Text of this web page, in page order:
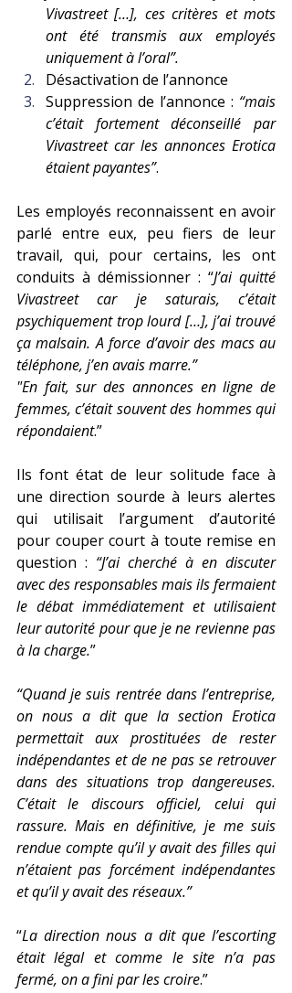
Vivastreet […], ces critères et mots
ont été transmis aux employés
uniquement à l’oral”.
Désactivation de l’annonce
Suppression de l’annonce : “mais
c’était fortement déconseillé par
Vivastreet car les annonces Erotica
étaient payantes”.
Les employés reconnaissent en avoir
parlé entre eux, peu fiers de leur
travail, qui, pour certains, les ont
conduits à démissionner : “J’ai quitté
Vivastreet car je saturais, c’était
psychiquement trop lourd […], j’ai trouvé
ça malsain. A force d’avoir des macs au
téléphone, j’en avais marre.”
"En fait, sur des annonces en ligne de
femmes, c’était souvent des hommes qui
répondaient.”
Ils font état de leur solitude face à
une direction sourde à leurs alertes
qui utilisait l’argument d’autorité
pour couper court à toute remise en
question : “J’ai cherché à en discuter
avec des responsables mais ils fermaient
le débat immédiatement et utilisaient
leur autorité pour que je ne revienne pas
à la charge.”
“Quand je suis rentrée dans l’entreprise,
on nous a dit que la section Erotica
permettait aux prostituées de rester
indépendantes et de ne pas se retrouver
dans des situations trop dangereuses.
C’était le discours officiel, celui qui
rassure. Mais en définitive, je me suis
rendue compte qu’il y avait des filles qui
n’étaient pas forcément indépendantes
et qu’il y avait des réseaux.”
“La direction nous a dit que l’escorting
était légal et comme le site n’a pas
fermé, on a fini par les croire.”